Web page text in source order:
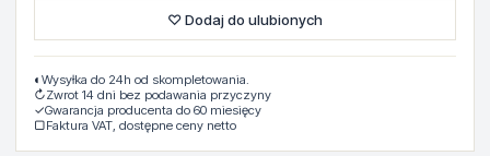
♡ Dodaj do ulubionych
◐ Wysyłka do 24h od skompletowania.
↻Zwrot 14 dni bez podawania przyczyny
✓Gwarancja producenta do 60 miesięcy
▢Faktura VAT, dostępne ceny netto